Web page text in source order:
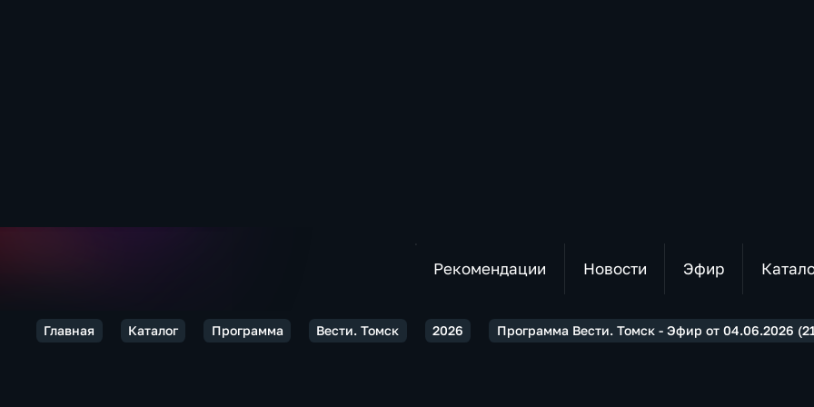
Рекомендации Новости Эфир
Главная Каталог Программа Вести. Томск 2026 Программа Вести. Томск - Эфир от 04.06.2026